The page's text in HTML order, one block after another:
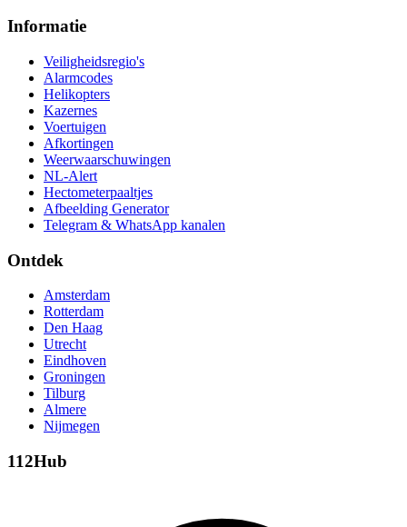
Informatie
Veiligheidsregio's
Alarmcodes
Helikopters
Kazernes
Voertuigen
Afkortingen
Weerwaarschuwingen
NL-Alert
Hectometerpaaltjes
Afbeelding Generator
Telegram & WhatsApp kanalen
Ontdek
Amsterdam
Rotterdam
Den Haag
Utrecht
Eindhoven
Groningen
Tilburg
Almere
Nijmegen
112Hub